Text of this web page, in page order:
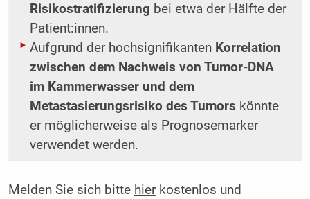
Risikostratifizierung bei etwa der Hälfte der
Patient:innen.
Aufgrund der hochsignifikanten Korrelation
zwischen dem Nachweis von Tumor-DNA
im Kammerwasser und dem
Metastasierungsrisiko des Tumors könnte
er möglicherweise als Prognosemarker
verwendet werden.
Melden Sie sich bitte hierkostenlos und